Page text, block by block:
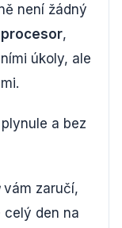
není žádný
,
úkoly, ale
a bez
vám zaručí,
celý den na